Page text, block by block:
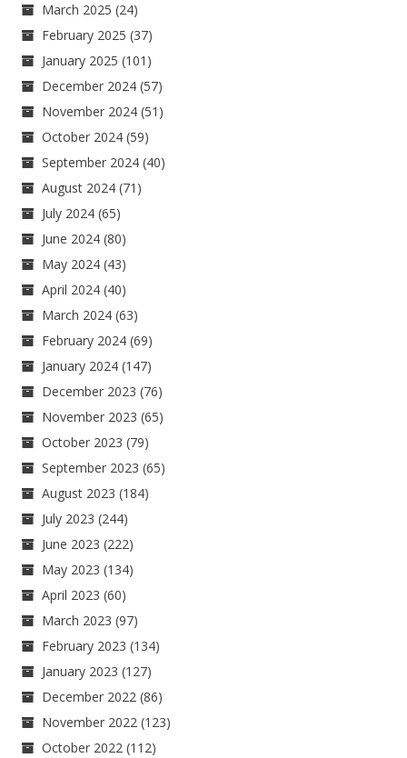
March 2025 (24)
February 2025 (37)
January 2025 (101)
December 2024 (57)
November 2024 (51)
October 2024 (59)
September 2024 (40)
August 2024 (71)
July 2024 (65)
June 2024 (80)
May 2024 (43)
April 2024 (40)
March 2024 (63)
February 2024 (69)
January 2024 (147)
December 2023 (76)
November 2023 (65)
October 2023 (79)
September 2023 (65)
August 2023 (184)
July 2023 (244)
June 2023 (222)
May 2023 (134)
April 2023 (60)
March 2023 (97)
February 2023 (134)
January 2023 (127)
December 2022 (86)
November 2022 (123)
October 2022 (112)